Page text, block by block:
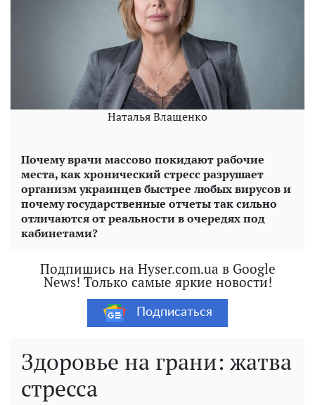
Наталья Влащенко
Почему врачи массово покидают рабочие
места, как хронический стресс разрушает
организм украинцев быстрее любых вирусов и
почему государственные отчеты так сильно
отличаются от реальности в очередях под
кабинетами?
Подпишись на Hyser.com.ua в Google
News! Только самые яркие новости!
Подписаться
Здоровье на грани: жатва
стресса